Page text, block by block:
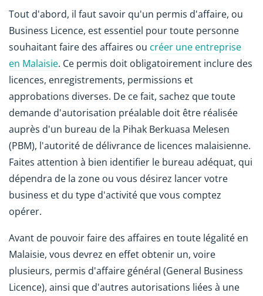
Tout d'abord, il faut savoir qu'un permis d'affaire, ou
Business Licence, est essentiel pour toute personne
souhaitant faire des affaires ou créer une entreprise
en Malaisie. Ce permis doit obligatoirement inclure des
licences, enregistrements, permissions et
approbations diverses. De ce fait, sachez que toute
demande d'autorisation préalable doit être réalisée
auprès d'un bureau de la Pihak Berkuasa Melesen
(PBM), l'autorité de délivrance de licences malaisienne.
Faites attention à bien identifier le bureau adéquat, qui
dépendra de la zone ou vous désirez lancer votre
business et du type d'activité que vous comptez
opérer.
Avant de pouvoir faire des affaires en toute légalité en
Malaisie, vous devrez en effet obtenir un, voire
plusieurs, permis d'affaire général (General Business
Licence), ainsi que d'autres autorisations liées à une